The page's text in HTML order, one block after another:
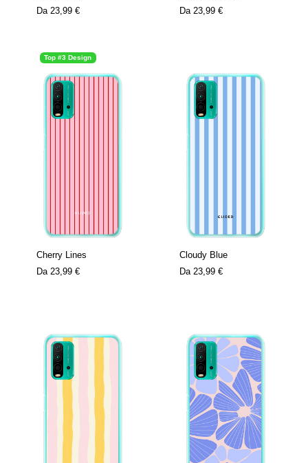
Da 23,99 €
Da 23,99 €
Top #3 Design
Cherry Lines
Da 23,99 €
Cloudy Blue
Da 23,99 €